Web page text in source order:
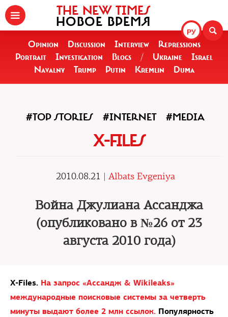
РУ
THE NEW TIMES
НОВОЕ ВРЕМЯ
Opinion Discussion Interview
Repressions
Portrait
Investigation Blogs / Ukraine
Israel
Navalny
Trump Putin Kremlin Duma
#TOP STORIES #INTERNET #MEDIA
X-FILES
2010.08.21 | Albats Evgeniya
Война Джулиана Ассанджа
(опубликовано в №26 от 23
августа 2010 года)
X-Files. На запрос «Ассандж & Wikileaks»
международные поисковые системы за четверть
минуты выдают более 2 млн ссылок. Популярность